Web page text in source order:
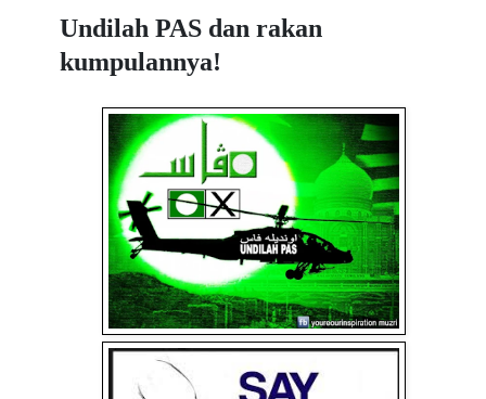
Undilah PAS dan rakan
kumpulannya!